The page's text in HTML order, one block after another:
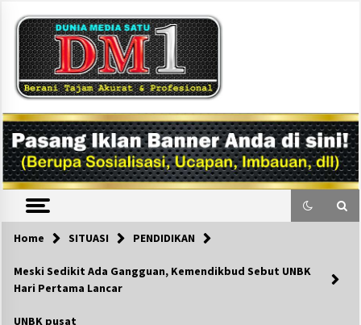
content
DM1
Home SITUASI PENDIDIKAN
Meski Sedikit Ada Gangguan, Kemendikbud Sebut UNBK
Hari Pertama Lancar
UNBK pusat